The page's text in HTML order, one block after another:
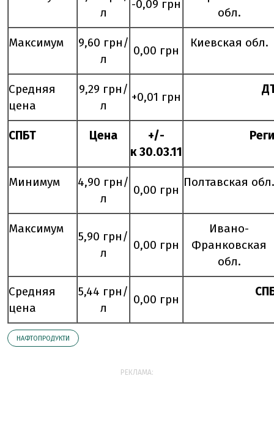
л
-0,09 грн
обл.
Максимум
9,60 грн/
л
0,00 грн
Киевская обл.
Средняя
цена
9,29 грн/
л
+0,01 грн
СПБТ Цена
+/-
к30.03.11
Минимум
4,90 грн/
л
0,00 грн
Полтавская обл.
Максимум
5,90 грн/
л
0,00 грн
Ивано-
Франковская
обл.
Средняя
цена
5,44 грн/
л
0,00 грн
НАФТОПРОДУКТИ
РЕКЛАМА: